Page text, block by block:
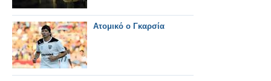
Ατομικό ο Γκαρσία